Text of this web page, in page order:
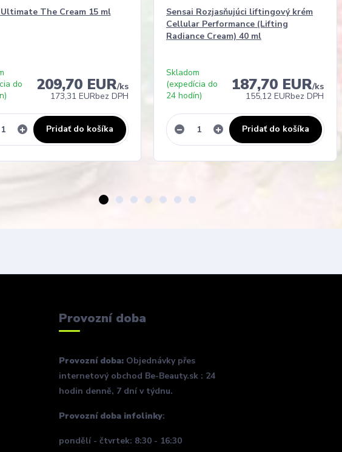
The Cream 15 ml
209,70 EUR/ks
173,31 EURbez DPH
do
Pridať do košíka
Sensai Rozjasňujúci liftingový krém
Cellular Performance (Lifting
Radiance Cream) 40 ml
187,70 EUR/ks
155,12 EURbez DPH
Skladom
(expedícia do
24 hodín)
Pridať do košíka
Provozní doba
Provozní doba: Objednávky přes
internetový obchod Be-Beauty.sk : 24
hodin denně, 7 dní v týdnu.
Provozní doba infolinky:
pondělí - čtvrtek: 8:30 - 16:30